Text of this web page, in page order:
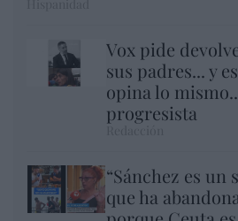
Vox pide
sus padres... y
opina lo
progresista
“Sánchez es un
que ha